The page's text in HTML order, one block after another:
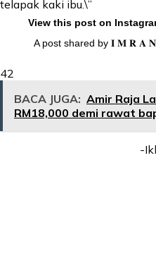
telapak kaki ibu.\”
View this post on
A post shared by 𝐈 𝐌 𝐑 𝐀
42
BACA JUGA: Amir Raja
RM18,000 demi rawat
-